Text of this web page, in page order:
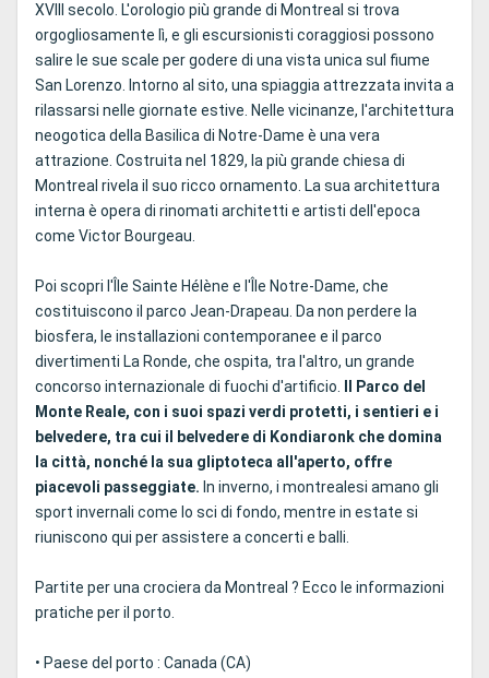
XVIII secolo. L'orologio più grande di Montreal si trova
orgogliosamente lì, e gli escursionisti coraggiosi possono
salire le sue scale per godere di una vista unica sul fiume
San Lorenzo. Intorno al sito, una spiaggia attrezzata invita a
rilassarsi nelle giornate estive. Nelle vicinanze, l'architettura
neogotica della Basilica di Notre-Dame è una vera
attrazione. Costruita nel 1829, la più grande chiesa di
Montreal rivela il suo ricco ornamento. La sua architettura
interna è opera di rinomati architetti e artisti dell'epoca
come Victor Bourgeau.
Poi scopri l'Île Sainte Hélène e l'Île Notre-Dame, che
costituiscono il parco Jean-Drapeau. Da non perdere la
biosfera, le installazioni contemporanee e il parco
divertimenti La Ronde, che ospita, tra l'altro, un grande
concorso internazionale di fuochi d'artificio.
Il Parco del
Monte Reale, con i suoi spazi verdi protetti, i sentieri e i
belvedere, tra cui il belvedere di Kondiaronk che domina
la città, nonché la sua gliptoteca all'aperto, offre
piacevoli passeggiate. In inverno, i montrealesi amano gli
sport invernali come lo sci di fondo, mentre in estate si
riuniscono qui per assistere a concerti e balli.
Partite per una crociera da Montreal ? Ecco le informazioni
pratiche per il porto.
• Paese del porto : Canada (CA)